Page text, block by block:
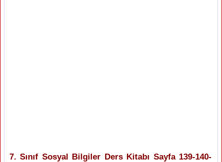
7. Sınıf Sosyal Bilgiler Ders Kitabı Sayfa 139-140-